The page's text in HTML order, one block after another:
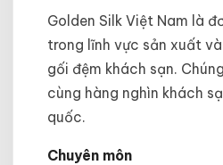
Golden Silk Việt Nam là
trong lĩnh vực sản xuất
gối đệm khách sạn.
cùng hàng nghìn khách
quốc.
Chuyên môn